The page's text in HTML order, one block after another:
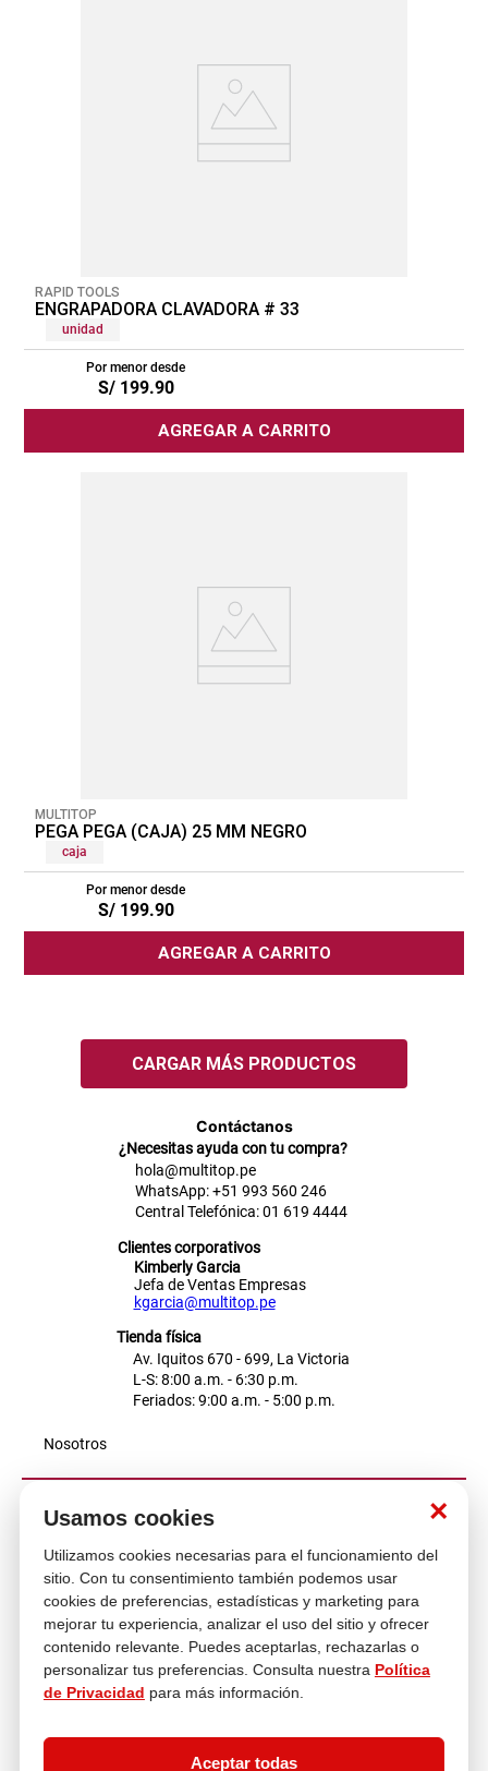
×
Usamos cookies
Utilizamos cookies necesarias para el funcionamiento del
sitio. Con tu consentimiento también podemos usar
cookies de preferencias, estadísticas y marketing para
mejorar tu experiencia, analizar el uso del sitio y ofrecer
contenido relevante. Puedes aceptarlas, rechazarlas o
personalizar tus preferencias. Consulta nuestra Política
de Privacidad para más información.
Aceptar todas
RAPID TOOLS
ENGRAPADORA CLAVADORA # 33
unidad
Por menor desde
S/ 199.90
AGREGAR A CARRITO
MULTITOP
PEGA PEGA (CAJA) 25 MM NEGRO
caja
Por menor desde
S/ 199.90
AGREGAR A CARRITO
Contáctanos
¿Necesitas ayuda con tu compra?
hola@multitop.pe
WhatsApp: +51 993 560 246
Central Telefónica: 01 619 4444
Clientes corporativos
Kimberly Garcia
Jefa de Ventas Empresas
kgarcia@multitop.pe
Tienda física
Av. Iquitos 670 - 699, La Victoria
L-S: 8:00 a.m. - 6:30 p.m.
Feriados: 9:00 a.m. - 5:00 p.m.
Nosotros
Atención al cliente
Descubre más